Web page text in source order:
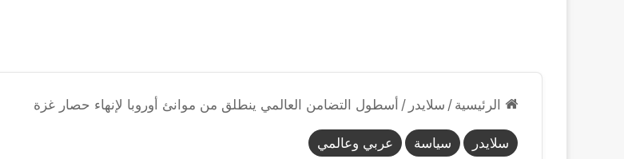
الرئيسية / سلايدر / أسطول التضامن العالمي ينطلق من موانئ أوروبا لإنهاء حصار غزة
سلايدر سياسة عربي وعالمي